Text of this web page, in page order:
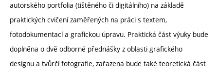
autorského portfolia (tištěného či digitálního) na základě
praktických cvičení zaměřených na práci s textem,
fotodokumentací a grafickou úpravu. Praktická část výuky bude
doplněna o dvě odborné přednášky z oblasti grafického
designu a tvůrčí fotografie, zařazena bude také teoretická část